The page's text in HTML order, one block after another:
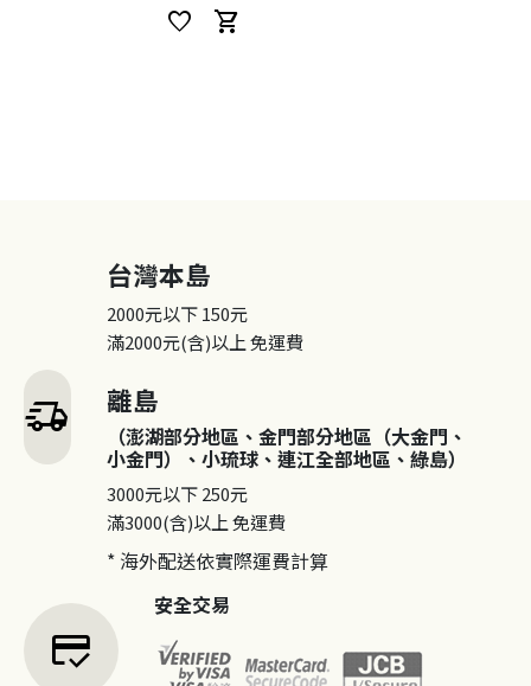
favorite shopping_cart
delivery_truck_speed
台灣本島
2000元以下150元
滿2000元(含)以上免運費
離島
（澎湖部分地區、金門部分地區（大金門、
小金門）、小琉球、連江全部地區、綠島）
3000元以下250元
滿3000(含)以上免運費
* 海外配送依實際運費計算
credit_score
安全交易